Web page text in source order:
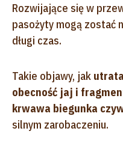
Rozwijające się w
pasożyty mogą zostać
długi czas.
Takie objawy, jak
obecność jaj i
krwawa biegunka
silnym zarobaczeniu.